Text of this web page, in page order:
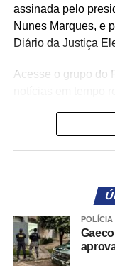
assinada pelo
Nunes Marques, e
Diário da Justiça
Acesse o grupo do
A ferramenta
data de início da
exercício do poder
O objetivo é
fiscalização do
POLÍCIA